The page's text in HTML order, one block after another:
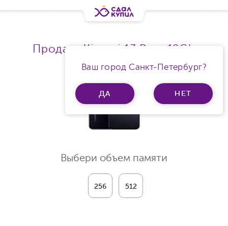
Ваш город Санкт-Петербург?
ДА НЕТ
Продать Xiaomi 13 Ram 12Gb
Выбери объем памяти
256 512